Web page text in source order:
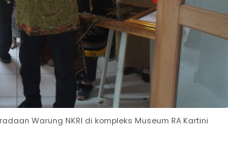
Warung NKRI di kompleks Museum RA Kartini